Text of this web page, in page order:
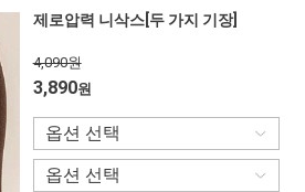
제로압력 니삭스[두 가지 기장]
4,090원
3,890원